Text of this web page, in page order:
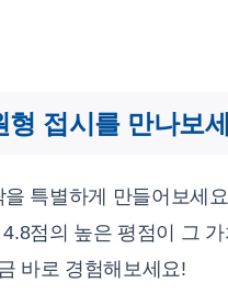
접시를 만나보
특별하게 만들어보세
점의 높은 평점이 그
바로 경험해보세요!